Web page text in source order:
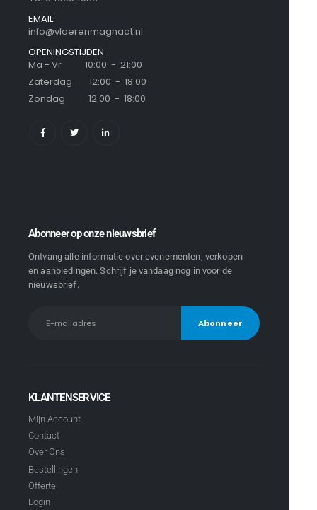
EMAIL:
info@vloerenmagnaat.nl
OPENINGSTIJDEN
Ma - Vr 10:00 - 21:00
Zaterdag 12:00 - 18:00
Zondag 12:00 - 18:00
Abonneer op onze nieuwsbrief
Ontvang alle informatie over evenementen, verkopen
en aanbiedingen. Schrijf je vandaag nog in voor de
nieuwsbrief.
KLANTENSERVICE
Mijn Account
Contact
Over Ons
Bestellingen
Offerte
Login